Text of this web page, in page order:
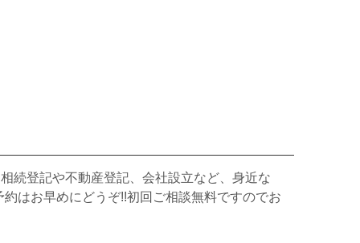
続登記や不動産登記、会社設立など、身近な
はお早めにどうぞ!!初回ご相談無料ですのでお